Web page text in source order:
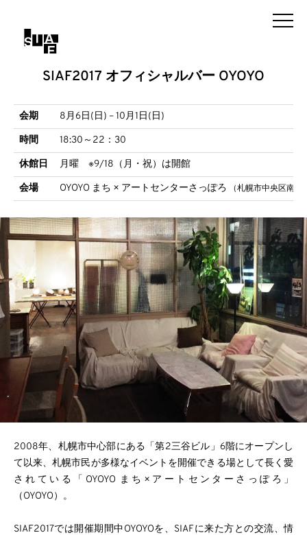
SIAF2017 オフィシャルバー OYOYO
会期 8月6日(日) – 10月1日(日)
時間 18:30～22：30
休館日 月曜 ※9/18（月・祝）は開館
会場 OYOYO まち × アートセンターさっぽろ （札幌市中央区南1
2008年、札幌市中心部にある「第2三谷ビル」6階にオープンし
て以来、札幌市民が多様なイベントを開催できる場として長く愛
されている「OYOYO まち×アートセンターさっぽろ」
（OYOYO）。
SIAF2017では開催期間中OYOYOを、SIAFに来た方との交流、情